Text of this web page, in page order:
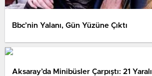
Bbc’nin Yalanı, Gün Yüzüne Çıktı
Aksaray’da Minibüsler Çarpıştı: 21 Yaralı